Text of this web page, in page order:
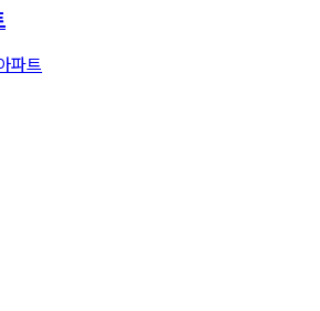
파트